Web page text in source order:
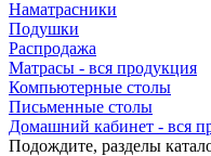
Наматрасники
Подушки
Распродажа
Матрасы - вся продукция
Компьютерные столы
Письменные столы
Домашний кабинет - вся
Подождите, разделы